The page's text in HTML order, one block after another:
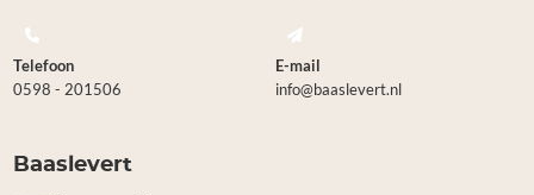
Telefoon
0598 - 201506
E-mail
info@baaslevert.nl
Baaslevert